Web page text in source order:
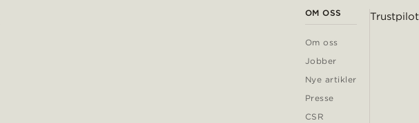
OM OSS
Om oss
Jobber
Nye artikler
Presse
CSR
Trustpilot